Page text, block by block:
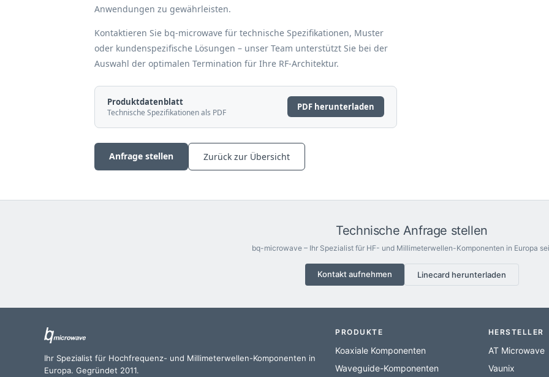
Anwendungen zu gewährleisten.
Kontaktieren Sie bq-microwave für technische Spezifikationen, Muster
oder kundenspezifische Lösungen – unser Team unterstützt Sie bei der
Auswahl der optimalen Termination für Ihre RF-Architektur.
Produktdatenblatt
Technische Spezifikationen als PDF PDF herunterladen
Anfrage stellen Zurück zur Übersicht
Technische Anfrage stellen
bq-microwave – Ihr Spezialist für HF- und Millimeterwellen-Komponenten in Europa
Kontakt aufnehmen Linecard herunterladen
Ihr Spezialist für Hochfrequenz- und Millimeterwellen-Komponenten in
Europa. Gegründet 2011.
PRODUKTE
Koaxiale Komponenten
Waveguide-Komponenten
HERSTELLER
AT Microwave
Vaunix